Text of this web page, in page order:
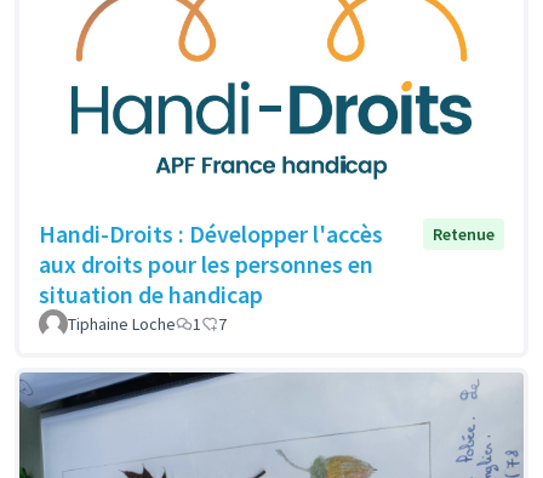
Handi-Droits : Développer l'accès
aux droits pour les personnes en
situation de handicap
Retenue
Tiphaine Loche 1 7